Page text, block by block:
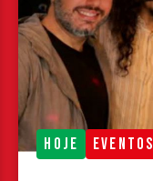
HOJE EVENTOS